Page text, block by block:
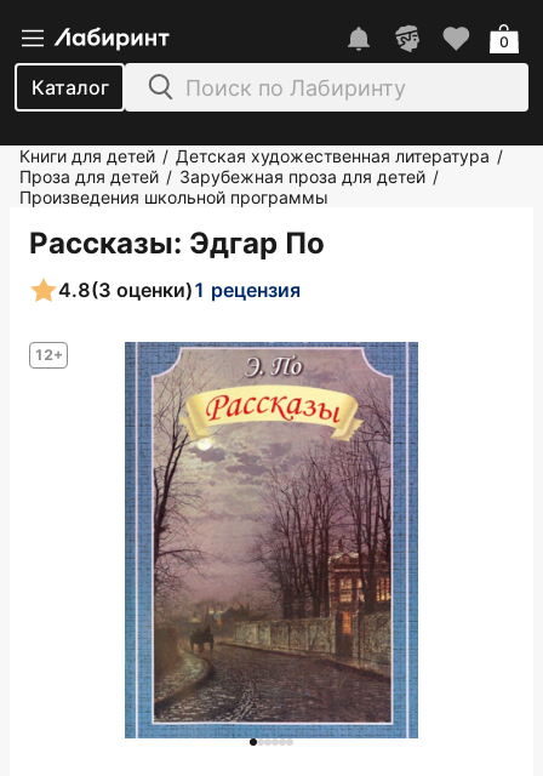
Каталог
0
Книги для детей / Детская художественная литература /
Проза для детей / Зарубежная проза для детей /
Произведения школьной программы
Рассказы: Эдгар По
12+
4.8(3 оценки)1 рецензия